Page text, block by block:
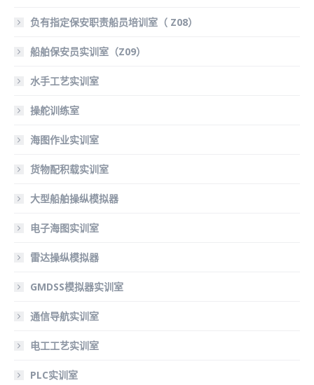
负有指定保安职责船员培训室（ Z08）
船舶保安员实训室（Z09）
水手工艺实训室
操舵训练室
海图作业实训室
货物配积载实训室
大型船舶操纵模拟器
电子海图实训室
雷达操纵模拟器
GMDSS模拟器实训室
通信导航实训室
电工工艺实训室
PLC实训室